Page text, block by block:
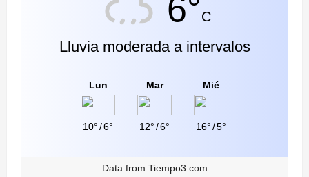
6°C
Lluvia moderada a intervalos
Lun
10°/6°
Mar
12°/6°
Mié
16°/5°
Data from Tiempo3.com